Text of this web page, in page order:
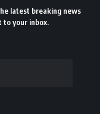
latest breaking news
to your inbox.